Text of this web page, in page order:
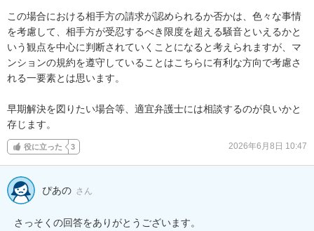
この場合における相手方の請求が認められるか否かは、色々な事情
を考慮して、相手方が受忍するべき限度を超える騒音といえるかと
いう観点を中心に判断されていくことになると考えられますが、マ
ンションの規約を遵守していることはこちらに有利な方向で考慮さ
れる一要素とは思います。
早期解決を図りたい場合等、適宜弁護士には相談するのが良いかと
存じます。
役に立った 3 2026年6月8日 10:47
ぴあの さん
さっそくの回答をありがとうございます。